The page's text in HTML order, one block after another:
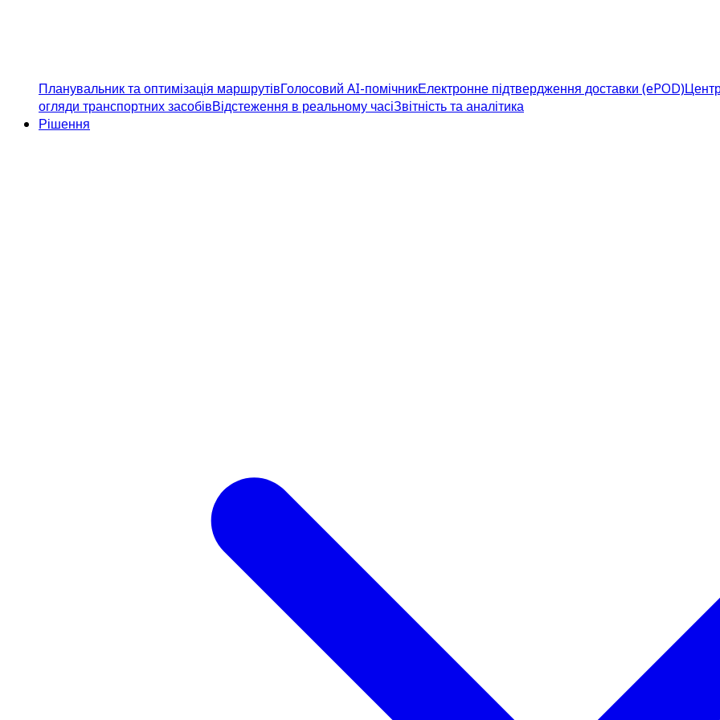
Планувальник та оптимізація маршрутівГолосовий AI-помічникЕлектронне підтвердження доставки (ePOD)
огляди транспортних засобівВідстеження в реальному часіЗвітність та аналітика
Рішення